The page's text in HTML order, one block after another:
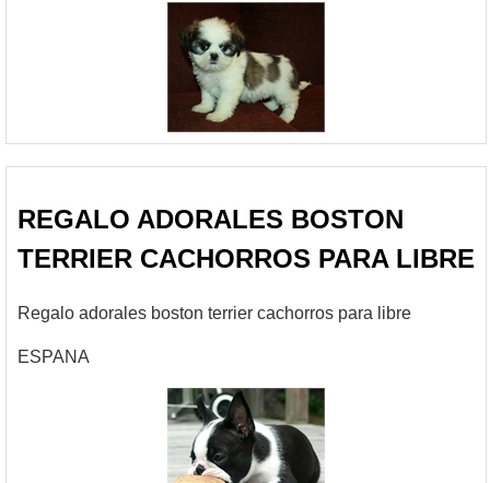
REGALO ADORALES BOSTON
TERRIER CACHORROS PARA LIBRE
Regalo adorales boston terrier cachorros para libre
ESPANA